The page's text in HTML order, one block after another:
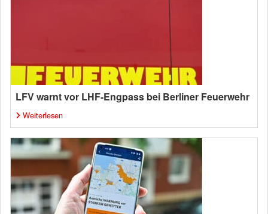
LFV warnt vor LHF-Engpass bei Berliner Feuerwehr
Weiterlesen